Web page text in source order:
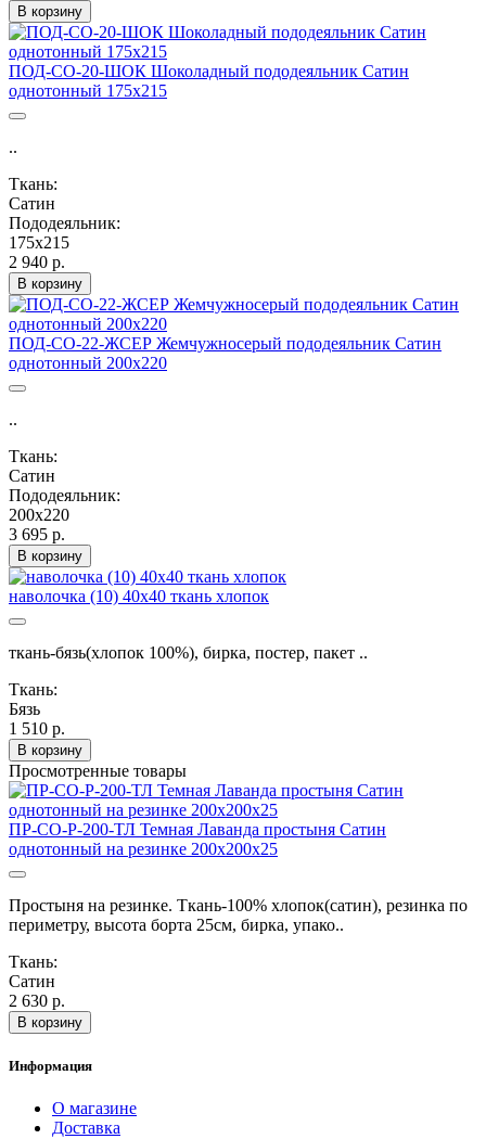
В корзину
ПОД-СО-20-ШОК Шоколадный пододеяльник Сатин
однотонный 175х215
..
Ткань:
Сатин
Пододеяльник:
175х215
2 940 р.
В корзину
ПОД-СО-22-ЖСЕР Жемчужносерый пододеяльник Сатин
однотонный 200х220
..
Ткань:
Сатин
Пододеяльник:
200х220
3 695 р.
В корзину
наволочка (10) 40х40 ткань хлопок
ткань-бязь(хлопок 100%), бирка, постер, пакет ..
Ткань:
Бязь
1 510 р.
В корзину
Просмотренные товары
ПР-СО-Р-200-ТЛ Темная Лаванда простыня Сатин
однотонный на резинке 200х200х25
Простыня на резинке. Ткань-100% хлопок(сатин), резинка по
периметру, высота борта 25см, бирка, упако..
Ткань:
Сатин
2 630 р.
В корзину
Информация
О магазине
Доставка